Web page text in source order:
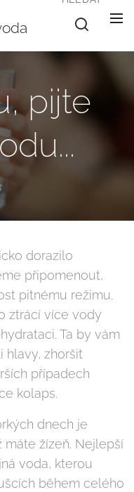
pijte
dorazilo
připomenout,
pitnému režimu.
ztrácí více vody
Ta by vám
hlavy, zhoršit
případech
kolaps.
dnech je
máte žízeň. Nejlepší
voda, kterou
během celého